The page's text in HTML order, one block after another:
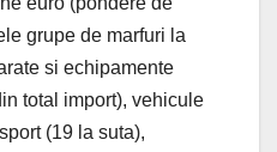
grupe de marfuri la
si echipamente
total import), vehicule
(19 la suta),